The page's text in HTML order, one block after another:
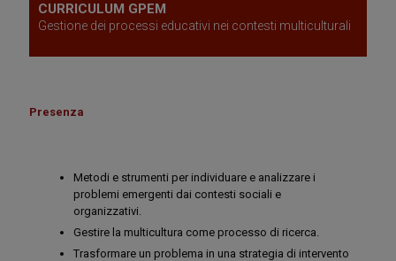
CURRICULUM GPEM
Gestione dei processi educativi nei contesti multiculturali
Presenza
Metodi e strumenti per individuare e analizzare i
problemi emergenti dai contesti sociali e
organizzativi.
Gestire la multicultura come processo di ricerca.
Trasformare un problema in una strategia di intervento